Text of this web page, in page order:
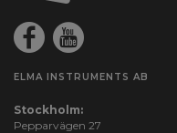
ELMA INSTRUMENTS AB
Stockholm:
Pepparvägen 27